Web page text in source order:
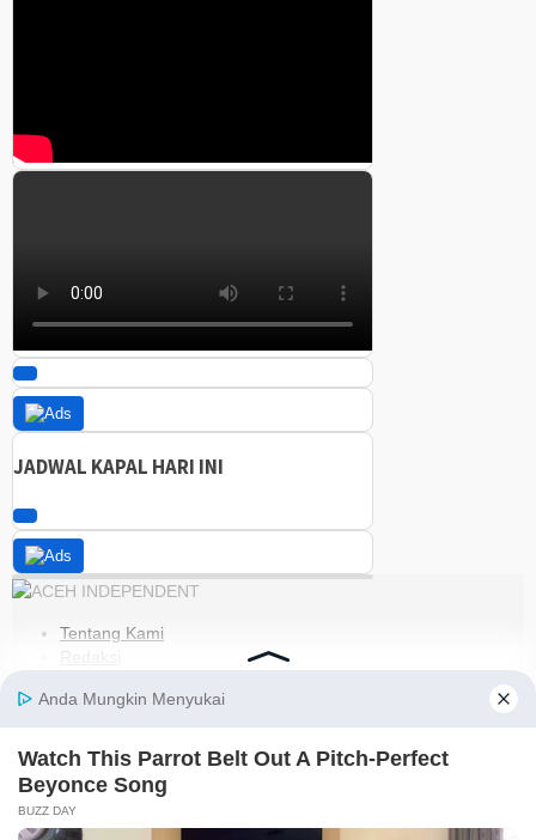
JADWAL KAPAL HARI INI
Tentang Kami
Redaksi
Pedoman Media Siber
Kebijakan Privasi
Jaringan Social